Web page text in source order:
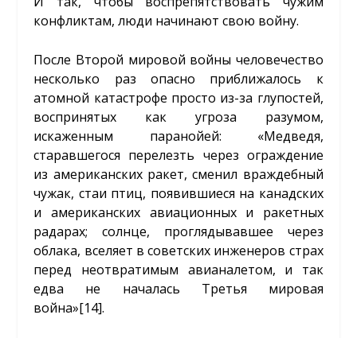
конфликтам, люди начинают свою войну.
После Второй мировой войны человечество
несколько раз опасно приближалось к
атомной катастрофе просто из-за глупостей,
воспринятых как угроза разумом,
искаженным паранойей: «Медведя,
старавшегося перелезть через ограждение
из американских ракет, сменил враждебный
чужак, стаи птиц, появившиеся на канадских
и американских авиационных и ракетных
радарах; солнце, проглядывавшее через
облака, вселяет в советских инженеров страх
перед неотвратимым авианалетом, и так
едва не началась Третья мировая
война»[14].